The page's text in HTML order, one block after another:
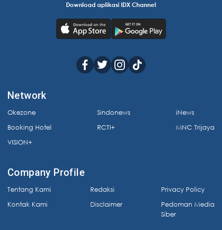
Download aplikasi IDX Channel
Network
Okezone
Booking Hotel
VISION+
Sindonews
RCTI+
iNews
MNC Trijaya
Company Profile
Tentang Kami
Kontak Kami
Redaksi
Disclaimer
Privacy Policy
Pedoman Media
Siber